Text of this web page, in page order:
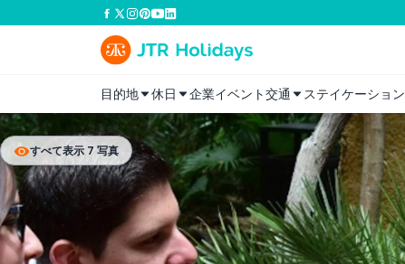
目的地 休日 企業イベント交通 ステイケーション
すべて表示 7 写真